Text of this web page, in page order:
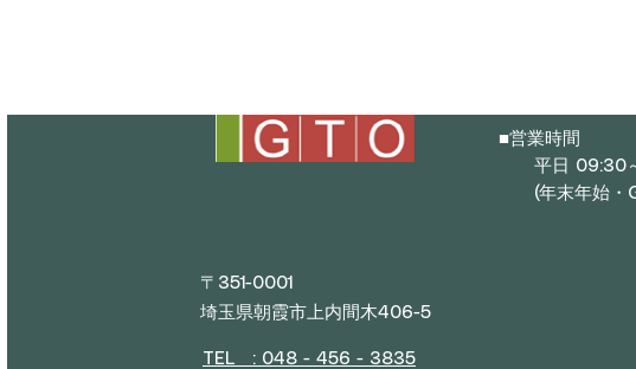
■営業時間
平日 09:30
(年末年始・
〒351-0001
埼玉県朝霞市上内間木406-5
TEL : 048 - 456 - 3835​